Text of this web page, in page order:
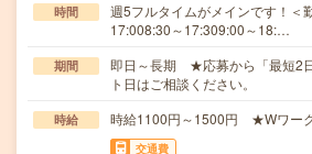
時間
週5フルタイムがメインです！＜
17:008:30～17:309:00～18:…
期間
即日～長期 ★応募から「最短2
ト日はご相談ください。
時給 時給1100円～1500円 ★Wワー
交通費